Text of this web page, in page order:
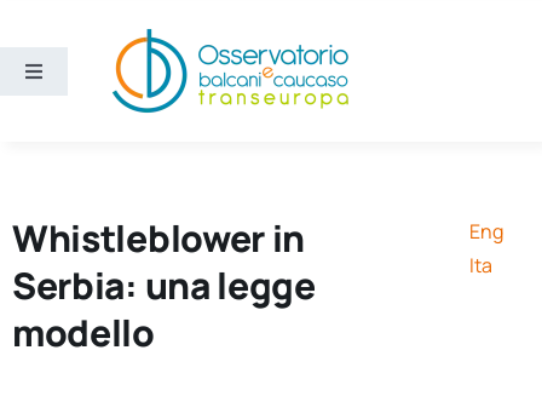
contenuto
Toggle
Ricerca e divulgazione
Whistleblower in
Serbia: una legge
modello
Eng
Ita